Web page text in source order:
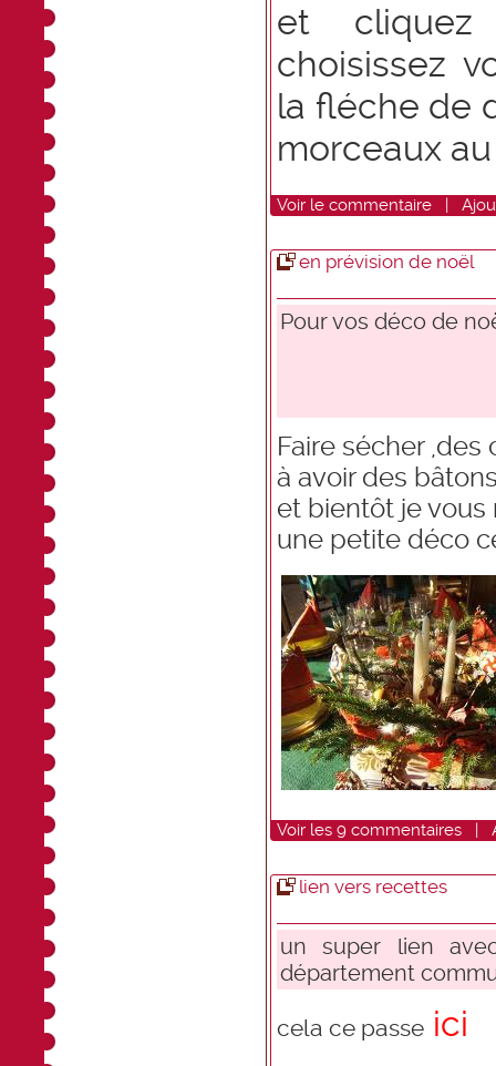
et
choisissez
la fléche de
morceaux
Voir le commentaire |
en prévision de noël
Pour vos déco de
Faire sécher ,des
à avoir des
et bientôt je
une petite déco
Voir les 9 commentaires |
lien vers recettes
un super lien
département
cela ce passe ici